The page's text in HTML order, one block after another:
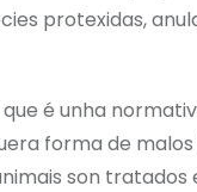
protexidas,
é unha
forma de
son tratados